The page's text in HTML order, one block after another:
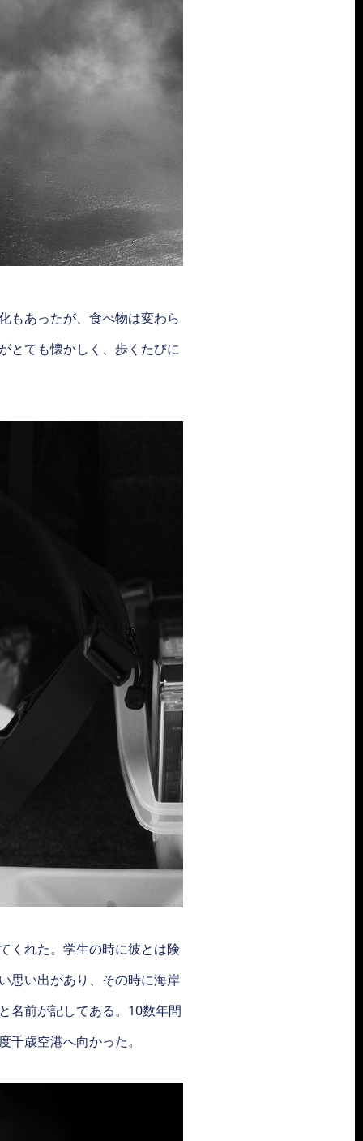
もあったが、食べ物は変わら
とても懐かしく、歩くたびに
くれた。学生の時に彼とは険
思い出があり、その時に海岸
名前が記してある。10数年間
歳空港へ向かった。